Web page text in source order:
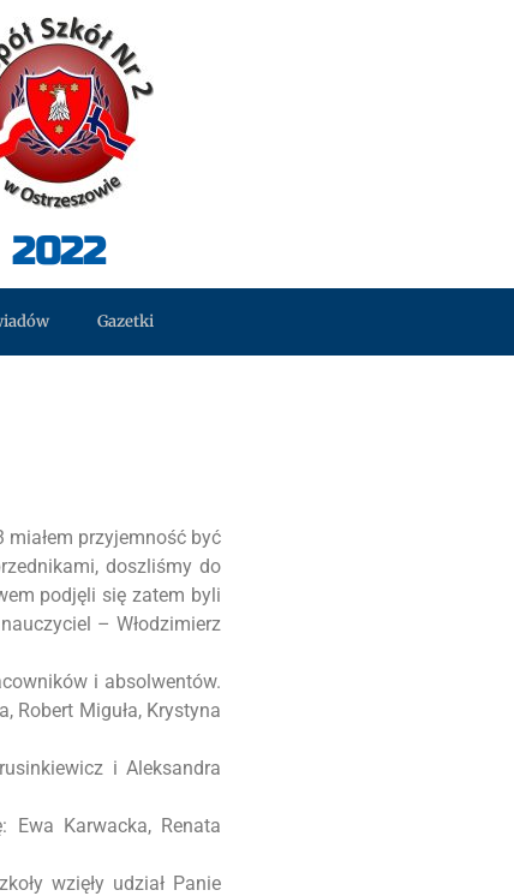
2022
Gazetki
przyjemność być
doszliśmy do
podjęli się zatem byli
– Włodzimierz
i absolwentów.
Robert Miguła, Krystyna
i Aleksandra
Ewa Karwacka, Renata
wzięły udział Panie